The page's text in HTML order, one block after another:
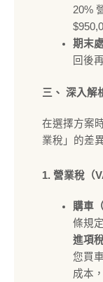
20%
期末
回後
三、 深入解
在選擇方案
業稅」的差
1. 營業稅（
購車
條規
進項
您買
成本